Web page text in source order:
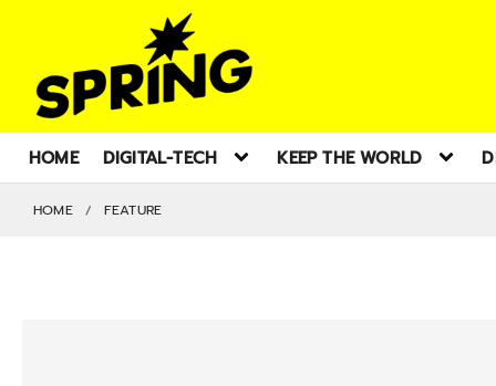
HOME DIGITAL-TECH KEEP THE WORLD
HOME FEATURE